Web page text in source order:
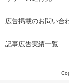
広告掲載のお問い合
記事広告実績一覧